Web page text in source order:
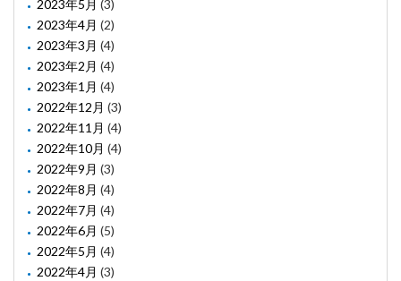
2023年5月 (3)
2023年4月 (2)
2023年3月 (4)
2023年2月 (4)
2023年1月 (4)
2022年12月 (3)
2022年11月 (4)
2022年10月 (4)
2022年9月 (3)
2022年8月 (4)
2022年7月 (4)
2022年6月 (5)
2022年5月 (4)
2022年4月 (3)